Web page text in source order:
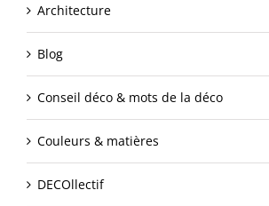
Architecture
Blog
Conseil déco & mots de la déco
Couleurs & matières
DECOllectif